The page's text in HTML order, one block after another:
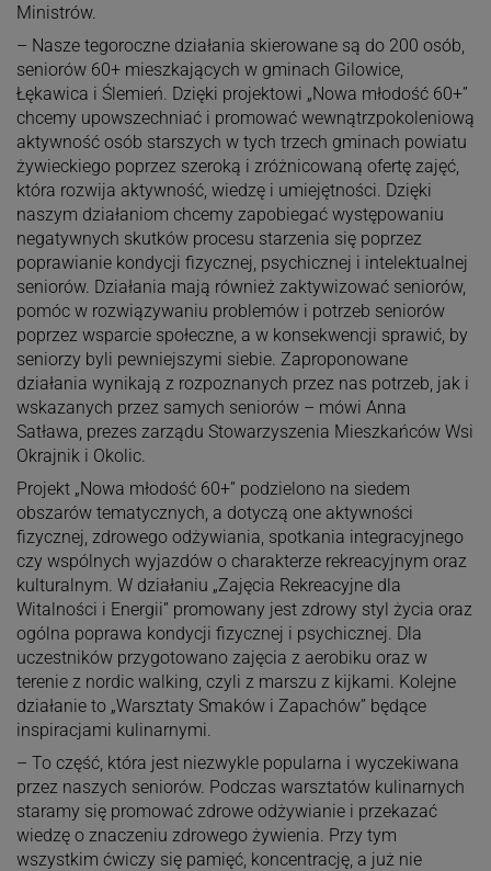
Ministrów.
– Nasze tegoroczne działania skierowane są do 200 osób,
seniorów 60+ mieszkających w gminach Gilowice,
Łękawica i Ślemień. Dzięki projektowi „Nowa młodość 60+”
chcemy upowszechniać i promować wewnątrzpokoleniową
aktywność osób starszych w tych trzech gminach powiatu
żywieckiego poprzez szeroką i zróżnicowaną ofertę zajęć,
która rozwija aktywność, wiedzę i umiejętności. Dzięki
naszym działaniom chcemy zapobiegać występowaniu
negatywnych skutków procesu starzenia się poprzez
poprawianie kondycji fizycznej, psychicznej i intelektualnej
seniorów. Działania mają również zaktywizować seniorów,
pomóc w rozwiązywaniu problemów i potrzeb seniorów
poprzez wsparcie społeczne, a w konsekwencji sprawić, by
seniorzy byli pewniejszymi siebie. Zaproponowane
działania wynikają z rozpoznanych przez nas potrzeb, jak i
wskazanych przez samych seniorów – mówi Anna
Satława, prezes zarządu Stowarzyszenia Mieszkańców Wsi
Okrajnik i Okolic.
Projekt „Nowa młodość 60+” podzielono na siedem
obszarów tematycznych, a dotyczą one aktywności
fizycznej, zdrowego odżywiania, spotkania integracyjnego
czy wspólnych wyjazdów o charakterze rekreacyjnym oraz
kulturalnym. W działaniu „Zajęcia Rekreacyjne dla
Witalności i Energii” promowany jest zdrowy styl życia oraz
ogólna poprawa kondycji fizycznej i psychicznej. Dla
uczestników przygotowano zajęcia z aerobiku oraz w
terenie z nordic walking, czyli z marszu z kijkami. Kolejne
działanie to „Warsztaty Smaków i Zapachów” będące
inspiracjami kulinarnymi.
– To część, która jest niezwykle popularna i wyczekiwana
przez naszych seniorów. Podczas warsztatów kulinarnych
staramy się promować zdrowe odżywianie i przekazać
wiedzę o znaczeniu zdrowego żywienia. Przy tym
wszystkim ćwiczy się pamięć, koncentrację, a już nie